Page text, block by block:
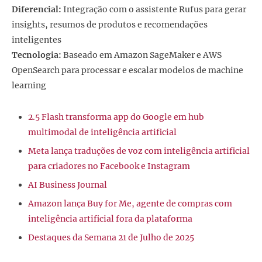
Diferencial: Integração com o assistente Rufus para gerar
insights, resumos de produtos e recomendações
inteligentes
Tecnologia: Baseado em Amazon SageMaker e AWS
OpenSearch para processar e escalar modelos de machine
learning
2.5 Flash transforma app do Google em hub
multimodal de inteligência artificial
Meta lança traduções de voz com inteligência artificial
para criadores no Facebook e Instagram
AI Business Journal
Amazon lança Buy for Me, agente de compras com
inteligência artificial fora da plataforma
Destaques da Semana 21 de Julho de 2025